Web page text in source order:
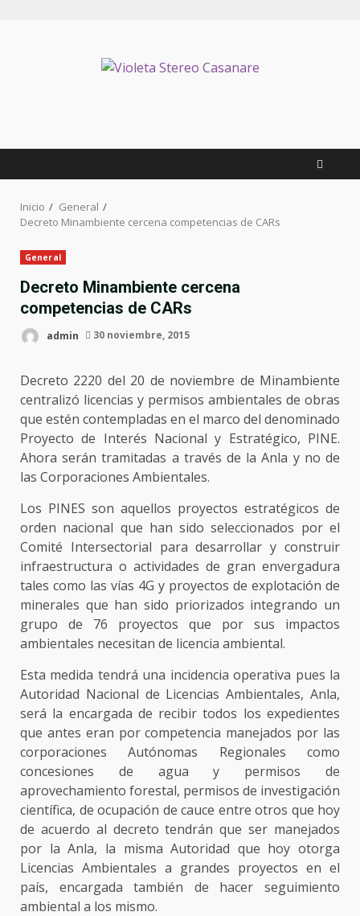
Inicio
General
Decreto Minambiente cercena competencias de CARs
General
Decreto Minambiente cercena
competencias de CARs
admin 30 noviembre, 2015
Decreto 2220 del 20 de noviembre de Minambiente
centralizó licencias y permisos ambientales de obras
que estén contempladas en el marco del denominado
Proyecto de Interés Nacional y Estratégico, PINE.
Ahora serán tramitadas a través de la Anla y no de
las Corporaciones Ambientales.
Los PINES son aquellos proyectos estratégicos de
orden nacional que han sido seleccionados por el
Comité Intersectorial para desarrollar y construir
infraestructura o actividades de gran envergadura
tales como las vías 4G y proyectos de explotación de
minerales que han sido priorizados integrando un
grupo de 76 proyectos que por sus impactos
ambientales necesitan de licencia ambiental.
Esta medida tendrá una incidencia operativa pues la
Autoridad Nacional de Licencias Ambientales, Anla,
será la encargada de recibir todos los expedientes
que antes eran por competencia manejados por las
corporaciones Autónomas Regionales como
concesiones de agua y permisos de
aprovechamiento forestal, permisos de investigación
científica, de ocupación de cauce entre otros que hoy
de acuerdo al decreto tendrán que ser manejados
por la Anla, la misma Autoridad que hoy otorga
Licencias Ambientales a grandes proyectos en el
país, encargada también de hacer seguimiento
ambiental a los mismo.